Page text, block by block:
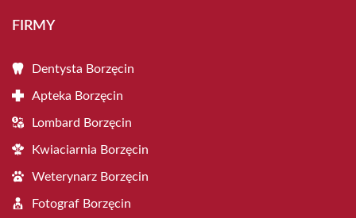
FIRMY
Dentysta Borzęcin
Apteka Borzęcin
Lombard Borzęcin
Kwiaciarnia Borzęcin
Weterynarz Borzęcin
Fotograf Borzęcin